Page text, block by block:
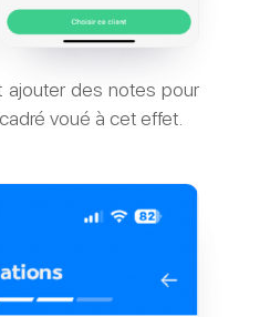
ajouter des notes pour
voué à cet effet.